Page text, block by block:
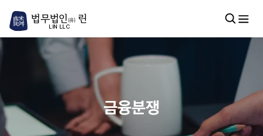
법무법인 (유) 린
LIN LLC
금융분쟁